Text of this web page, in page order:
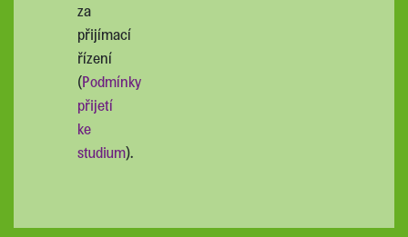
za
přijímací
řízení
(Podmínky
přijetí
ke
studium).